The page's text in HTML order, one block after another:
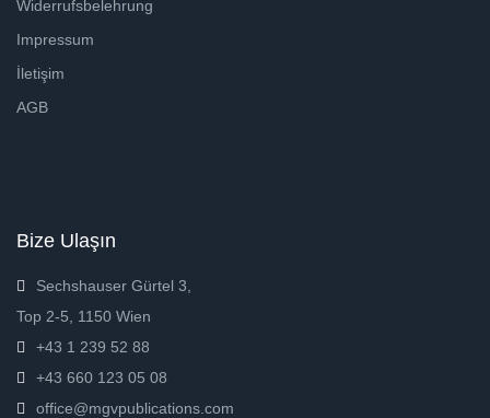
Widerrufsbelehrung
Impressum
İletişim
AGB
Bize Ulaşın
Sechshauser Gürtel 3,
Top 2-5, 1150 Wien
+43 1 239 52 88
+43 660 123 05 08
office@mgvpublications.com